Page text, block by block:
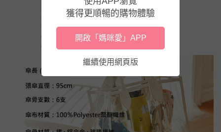
獲得更順暢的購物體驗
開啟「媽咪愛」APP
繼續使用網頁版